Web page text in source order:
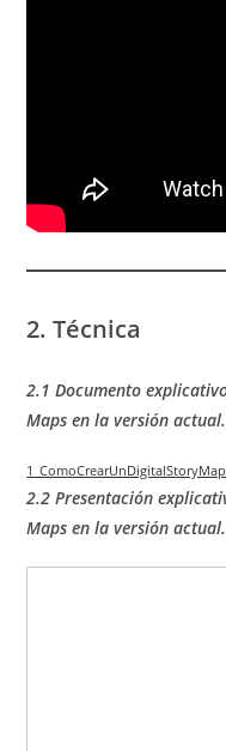
2. Técnica
2.1 Documento
Maps en la versión
1_ComoCrearUnDigitalStoryMap
2.2 Presentación
Maps en la versión actual.